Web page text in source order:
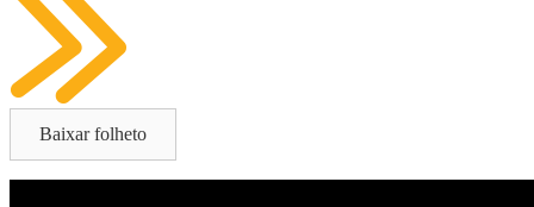
Baixar folheto